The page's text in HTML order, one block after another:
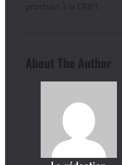
prochain à la CRIET.
About The Author